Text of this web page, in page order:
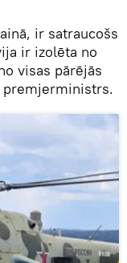
ir satraucošs
ir izolēta no
visas pārējās
premjerministrs.